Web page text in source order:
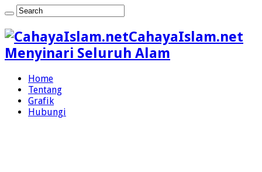
CahayaIslam.net
Menyinari Seluruh Alam
Home
Tentang
Grafik
Hubungi